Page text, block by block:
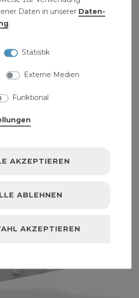
Daten in unserer Daten­
.
Statistik
Externe Medien
Funktional
AKZEPTIEREN
ABLEHNEN
AKZEPTIEREN